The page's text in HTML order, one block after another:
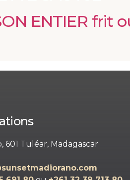
ENTIER frit
601 Tuléar, Madagascar